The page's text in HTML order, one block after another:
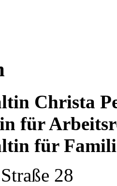
Christa
für
für
28